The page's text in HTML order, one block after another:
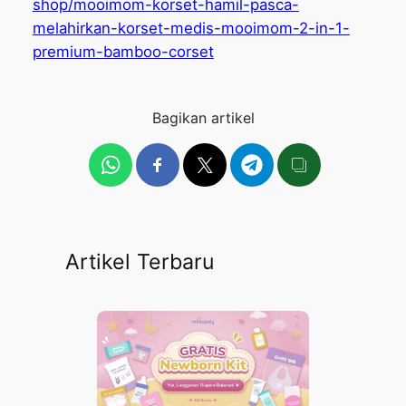
shop/mooimom-korset-hamil-pasca-
melahirkan-korset-medis-mooimom-2-in-1-
premium-bamboo-corset
Bagikan artikel
Artikel Terbaru